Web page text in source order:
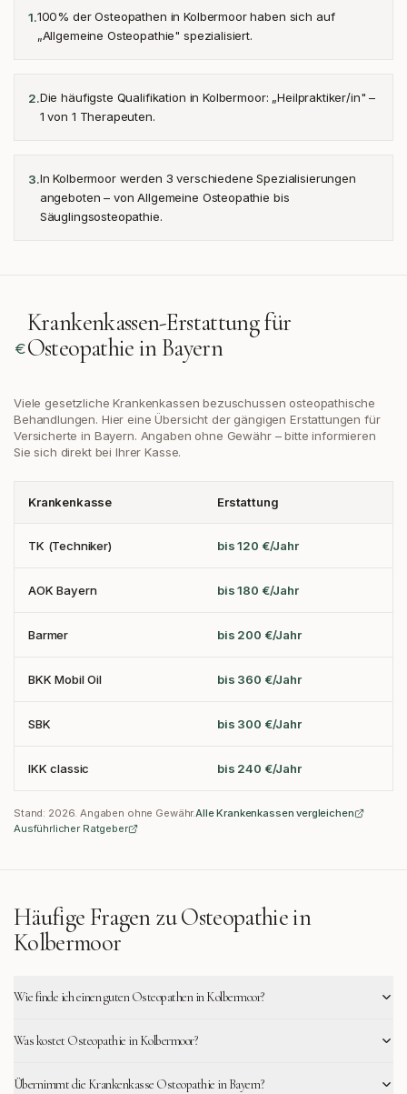
1.100% der Osteopathen in Kolbermoor haben sich auf
„Allgemeine Osteopathie" spezialisiert.
2.Die häufigste Qualifikation in Kolbermoor: „Heilpraktiker/in" –
1 von 1 Therapeuten.
3.In Kolbermoor werden 3 verschiedene Spezialisierungen
angeboten – von Allgemeine Osteopathie bis
Säuglingsosteopathie.
Krankenkassen-Erstattung für
Osteopathie inBayern
Viele gesetzliche Krankenkassen bezuschussen osteopathische
Behandlungen. Hier eine Übersicht der gängigen Erstattungen für
Versicherte in Bayern. Angaben ohne Gewähr – bitte informieren
Sie sich direkt bei Ihrer Kasse.
Krankenkasse Erstattung
TK (Techniker) bis 120 €/Jahr
AOK Bayern bis 180 €/Jahr
Barmer bis 200 €/Jahr
BKK Mobil Oil bis 360 €/Jahr
SBK bis 300 €/Jahr
IKK classic bis 240 €/Jahr
Stand: 2026 . Angaben ohne Gewähr. Alle Krankenkassen vergleichen
Ausführlicher Ratgeber
Häufige Fragen zu Osteopathie in
Kolbermoor
Wie finde ich einen guten Osteopathen in Kolbermoor?
Was kostet Osteopathie in Kolbermoor?
Übernimmt die Krankenkasse Osteopathie in Bayern?